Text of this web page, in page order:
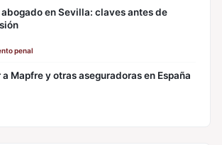
en Sevilla: claves antes de
penal
Mapfre y otras aseguradoras en España